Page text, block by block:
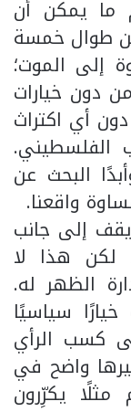
ما يمكن أن
طوال خمسة
إلى الموت؛
دون خيارات
أي اكتراث
الفلسطيني.
البحث عن
واقعنا.
إلى جانب
لكن هذا لا
الظهر له.
سياسيًا
كسب الرأي
واضح في
مثلًا يكرِّرون